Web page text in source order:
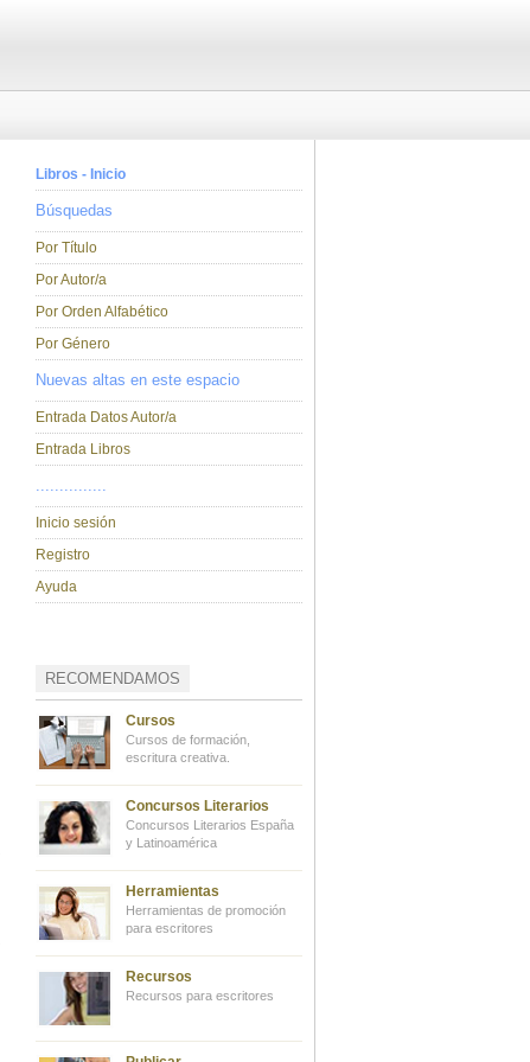
Libros - Inicio
Búsquedas
Por Título
Por Autor/a
Por Orden Alfabético
Por Género
Nuevas altas en este espacio
Entrada Datos Autor/a
Entrada Libros
...............
Inicio sesión
Registro
Ayuda
RECOMENDAMOS
Cursos
Cursos de formación,
escritura creativa.
Concursos Literarios
Concursos Literarios España
y Latinoamérica
Herramientas
Herramientas de promoción
para escritores
Recursos
Recursos para escritores